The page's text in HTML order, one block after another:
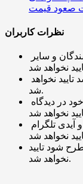
نظرات کاربران
شد.
شود تایید
نخواهد شد.